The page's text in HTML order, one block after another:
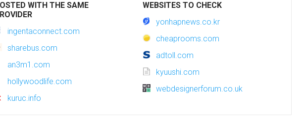
WITH THE SAME
ingentaconnect.com
sharebus.com
an3m1.com
hollywoodlife.com
kuruc.info
WEBSITES TO CHECK
yonhapnews.co.kr
cheaprooms.com
adtoll.com
kyuushi.com
webdesignerforum.co.uk